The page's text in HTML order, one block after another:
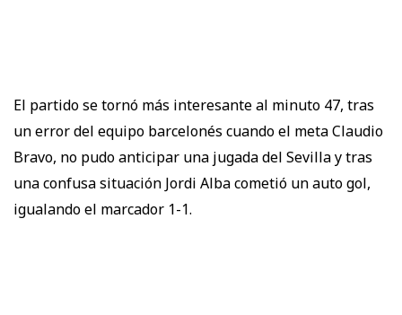
El partido se tornó más interesante al minuto 47, tras
un error del equipo barcelonés cuando el meta Claudio
Bravo, no pudo anticipar una jugada del Sevilla y tras
una confusa situación Jordi Alba cometió un auto gol,
igualando el marcador 1-1.